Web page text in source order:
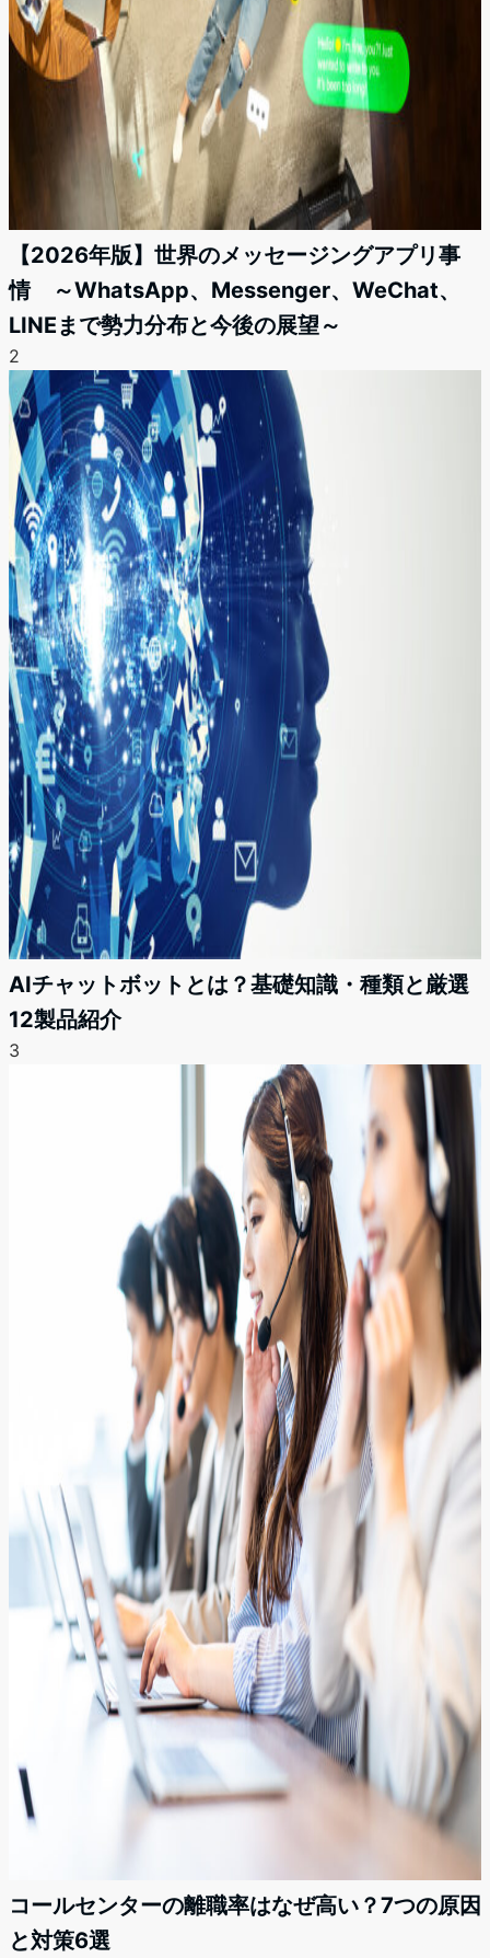
【2026年版】世界のメッセージングアプリ事
情 ～WhatsApp、Messenger、WeChat、
LINEまで勢力分布と今後の展望～
2
AIチャットボットとは？基礎知識・種類と厳選
12製品紹介
3
コールセンターの離職率はなぜ高い？7つの原因
と対策6選